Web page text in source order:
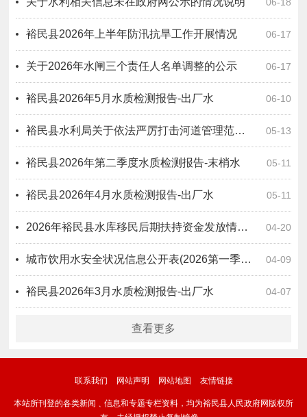
06-17
裕民县2026年上半年防汛抗旱工作开展情况
06-17
关于2026年水闸三个责任人名单调整的公示
06-10
裕民县2026年5月水质检测报告-出厂水
05-13
裕民县水利局关于依法严厉打击河道管理范围内违法行为的通告
05-11
裕民县2026年第二季度水质检测报告-末梢水
05-11
裕民县2026年4月水质检测报告-出厂水
04-20
2026年裕民县水库移民后期扶持资金发放情况公告
04-09
城市饮用水安全状况信息公开表(2026第一季度）
04-07
裕民县2026年3月水质检测报告-出厂水
查看更多
联系我们 网站声明 网站地图 友情链接
本站所刊登的各类新闻﹑信息和专题专栏资料，均为裕民县人民政府网版权所